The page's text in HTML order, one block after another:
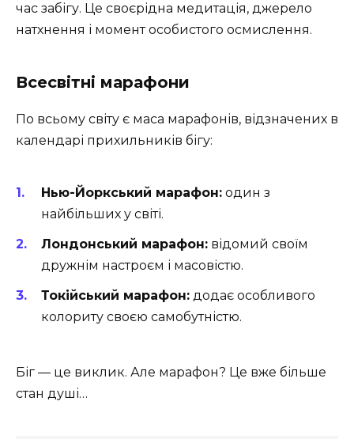
час забігу. Це своєрідна медитація, джерело
натхнення і момент особистого осмислення.
Всесвітні марафони
По всьому світу є маса марафонів, відзначених в
календарі прихильників бігу:
Нью-Йоркський марафон: один з
найбільших у світі.
Лондонський марафон: відомий своїм
дружнім настроєм і масовістю.
Токійський марафон: додає особливого
колориту своєю самобутністю.
Біг — це виклик. Але марафон? Це вже більше
стан душі…